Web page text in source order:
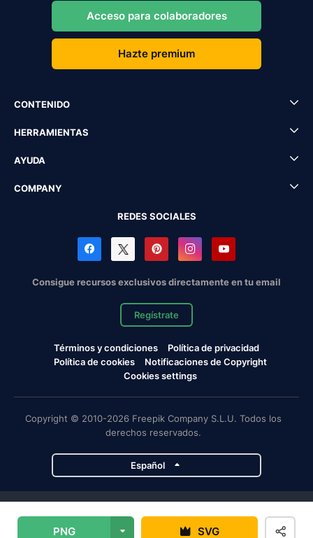
PNG SVG
Acceso para colaboradores
Hazte premium
CONTENIDO
HERRAMIENTAS
AYUDA
COMPANY
REDES SOCIALES
Consigue recursos exclusivos directamente en tu email
Regístrate
Términos y condiciones
Política de privacidad
Política de cookies
Notificaciones de Copyright
Cookies settings
Copyright © 2010-2026 Freepik Company S.L.U. Todos los
derechos reservados.
Español